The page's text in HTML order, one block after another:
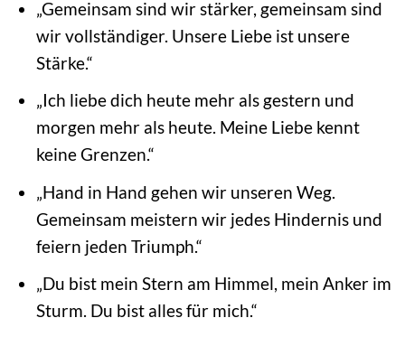
„Gemeinsam sind wir stärker, gemeinsam sind
wir vollständiger. Unsere Liebe ist unsere
Stärke.“
„Ich liebe dich heute mehr als gestern und
morgen mehr als heute. Meine Liebe kennt
keine Grenzen.“
„Hand in Hand gehen wir unseren Weg.
Gemeinsam meistern wir jedes Hindernis und
feiern jeden Triumph.“
„Du bist mein Stern am Himmel, mein Anker im
Sturm. Du bist alles für mich.“